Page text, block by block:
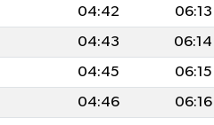
04:42 06:13
04:43 06:14
04:45 06:15
04:46 06:16